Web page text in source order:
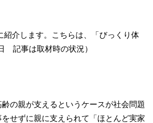
介します。こちらは、「びっくり体
記事は取材時の状況）
の親が支えるというケースが社会問題
せずに親に支えられて「ほとんど実家